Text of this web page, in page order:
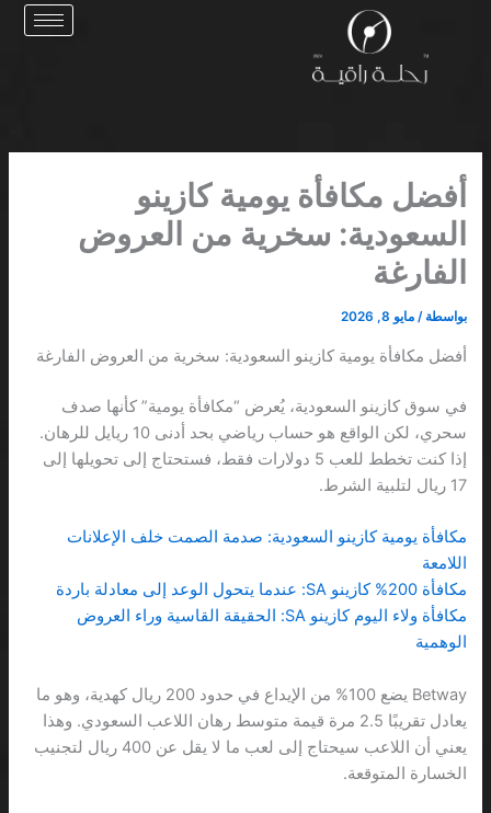
أفضل مكافأة يومية كازينو
السعودية: سخرية من العروض
الفارغة
بواسطة /مايو 8, 2026
أفضل مكافأة يومية كازينو السعودية: سخرية من العروض الفارغة
في سوق كازينو السعودية، يُعرض “مكافأة يومية” كأنها صدف
سحري، لكن الواقع هو حساب رياضي بحد أدنى 10 ريايل للرهان.
إذا كنت تخطط للعب 5 دولارات فقط، فستحتاج إلى تحويلها إلى
17 ريال لتلبية الشرط.
مكافأة يومية كازينو السعودية: صدمة الصمت خلف الإعلانات
اللامعة
مكافأة 200% كازينو SA: عندما يتحول الوعد إلى معادلة باردة
مكافأة ولاء اليوم كازينو SA: الحقيقة القاسية وراء العروض
الوهمية
Betway يضع 100% من الإيداع في حدود 200 ريال كهدية، وهو ما
يعادل تقريبًا 2.5 مرة قيمة متوسط رهان اللاعب السعودي. وهذا
يعني أن اللاعب سيحتاج إلى لعب ما لا يقل عن 400 ريال لتجنيب
الخسارة المتوقعة.